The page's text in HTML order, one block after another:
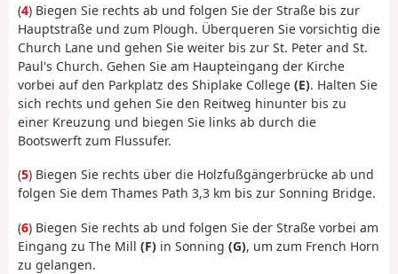
(4) Biegen Sie rechts ab und folgen Sie der Straße bis zur
Hauptstraße und zum Plough. Überqueren Sie vorsichtig die
Church Lane und gehen Sie weiter bis zur St. Peter and St.
Paul's Church. Gehen Sie am Haupteingang der Kirche
vorbei auf den Parkplatz des Shiplake College (E). Halten Sie
sich rechts und gehen Sie den Reitweg hinunter bis zu
einer Kreuzung und biegen Sie links ab durch die
Bootswerft zum Flussufer.
(5) Biegen Sie rechts über die Holzfußgängerbrücke ab und
folgen Sie dem Thames Path 3,3 km bis zur Sonning Bridge.
(6) Biegen Sie rechts ab und folgen Sie der Straße vorbei am
Eingang zu The Mill (F) in Sonning (G), um zum French Horn
zu gelangen.